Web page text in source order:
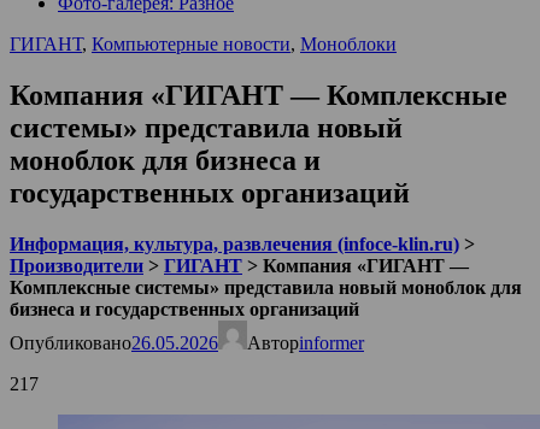
ГИГАНТ, Компьютерные новости, Моноблоки
Компания «ГИГАНТ — Комплексные
системы» представила новый
моноблок для бизнеса и
государственных организаций
Информация, культура, развлечения (infoce-klin.ru) >
Производители > ГИГАНТ > Компания «ГИГАНТ —
Комплексные системы» представила новый моноблок для
бизнеса и государственных организаций
Опубликовано26.05.2026 Авторinformer
217